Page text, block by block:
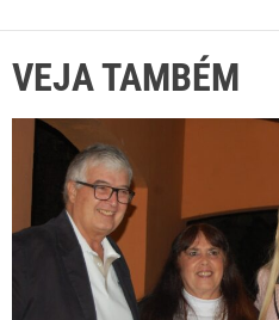
VEJA TAMBÉM